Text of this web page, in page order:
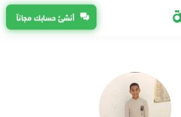
أنشئ حسابك مجاناً